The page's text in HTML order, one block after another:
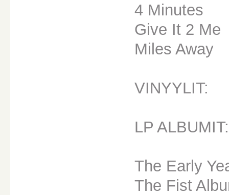
4 Minutes
Give It 2 Me
Miles Away
VINYYLIT:
LP ALBUMIT:
The Early
The Fist